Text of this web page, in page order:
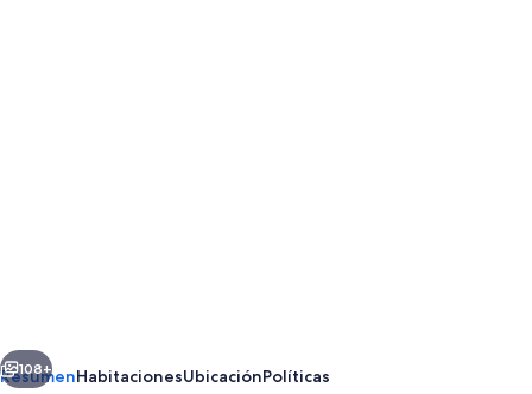
IHG
Siguiente
108+
ResumenHabitacionesUbicaciónPolíticas